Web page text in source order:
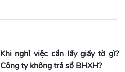
Khi nghỉ việc cần lấy giấy tờ gì?
Công ty không trả sổ BHXH?